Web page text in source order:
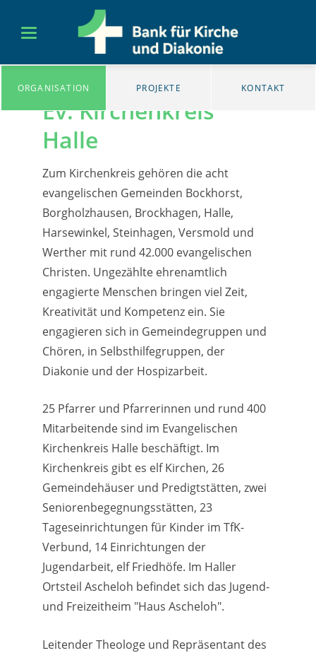
ORGANISATION PROJEKTE KONTAKT
Ev. Kirchenkreis
Halle
Zum Kirchenkreis gehören die acht
evangelischen Gemeinden Bockhorst,
Borgholzhausen, Brockhagen, Halle,
Harsewinkel, Steinhagen, Versmold und
Werther mit rund 42.000 evangelischen
Christen. Ungezählte ehrenamtlich
engagierte Menschen bringen viel Zeit,
Kreativität und Kompetenz ein. Sie
engagieren sich in Gemeindegruppen und
Chören, in Selbsthilfegruppen, der
Diakonie und der Hospizarbeit.
25 Pfarrer und Pfarrerinnen und rund 400
Mitarbeitende sind im Evangelischen
Kirchenkreis Halle beschäftigt. Im
Kirchenkreis gibt es elf Kirchen, 26
Gemeindehäuser und Predigtstätten, zwei
Seniorenbegegnungsstätten, 23
Tageseinrichtungen für Kinder im TfK-
Verbund, 14 Einrichtungen der
Jugendarbeit, elf Friedhöfe. Im Haller
Ortsteil Ascheloh befindet sich das Jugend-
und Freizeitheim "Haus Ascheloh".
Leitender Theologe und Repräsentant des